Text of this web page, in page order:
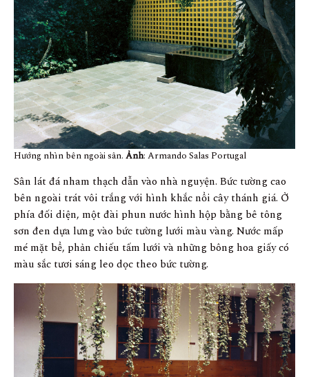
Hướng nhìn bên ngoài sân. Ảnh: Armando Salas Portugal
Sân lát đá nham thạch dẫn vào nhà nguyện. Bức tường cao
bên ngoài trát vôi trắng với hình khắc nổi cây thánh giá. Ở
phía đối diện, một đài phun nước hình hộp bằng bê tông
sơn đen dựa lưng vào bức tường lưới màu vàng. Nước mấp
mé mặt bể, phản chiếu tấm lưới và những bông hoa giấy có
màu sắc tươi sáng leo dọc theo bức tường.